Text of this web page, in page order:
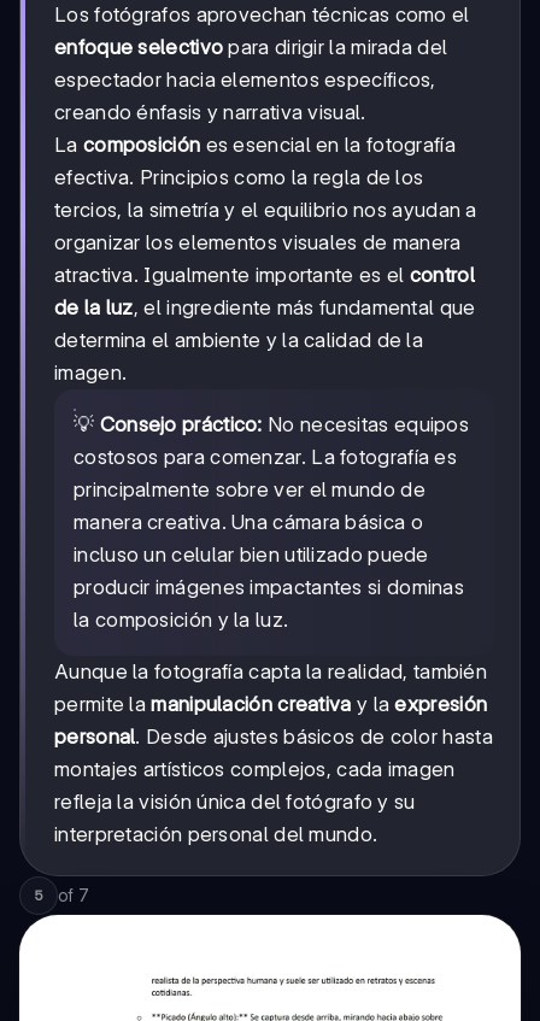
Los fotógrafos aprovechan técnicas como el
enfoque selectivo para dirigir la mirada del
espectador hacia elementos específicos,
creando énfasis y narrativa visual.
La composición es esencial en la fotografía
efectiva. Principios como la regla de los
tercios, la simetría y el equilibrio nos ayudan a
organizar los elementos visuales de manera
atractiva. Igualmente importante es el control
de la luz, el ingrediente más fundamental que
determina el ambiente y la calidad de la
imagen.
💡 Consejo práctico: No necesitas equipos
costosos para comenzar. La fotografía es
principalmente sobre ver el mundo de
manera creativa. Una cámara básica o
incluso un celular bien utilizado puede
producir imágenes impactantes si dominas
la composición y la luz.
Aunque la fotografía capta la realidad, también
permite lamanipulación creativa y laexpresión
personal. Desde ajustes básicos de color hasta
montajes artísticos complejos, cada imagen
refleja la visión única del fotógrafo y su
interpretación personal del mundo.
5 of 7